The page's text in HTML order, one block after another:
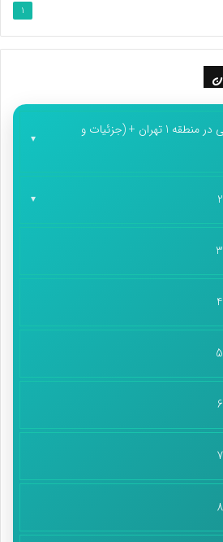
1
بهترین کلینیک های زیبایی در منطقه 1 تهران + (جزئیات و